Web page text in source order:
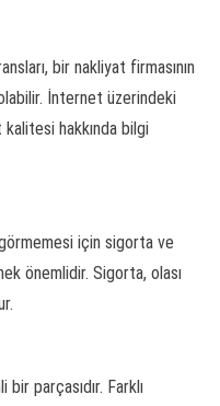
bir nakliyat firmasının
İnternet üzerindeki
hakkında bilgi
görmemesi için sigorta ve
önemlidir. Sigorta, olası
parçasıdır. Farklı